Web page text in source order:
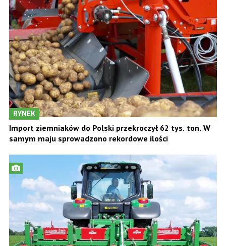
RYNEK
Import ziemniaków do Polski przekroczył 62 tys. ton. W
samym maju sprowadzono rekordowe ilości